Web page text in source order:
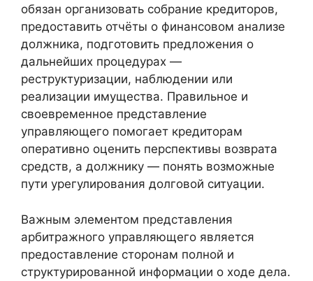
обязан организовать собрание кредиторов,
предоставить отчёты о финансовом анализе
должника, подготовить предложения о
дальнейших процедурах —
реструктуризации, наблюдении или
реализации имущества. Правильное и
своевременное представление
управляющего помогает кредиторам
оперативно оценить перспективы возврата
средств, а должнику — понять возможные
пути урегулирования долговой ситуации.
Важным элементом представления
арбитражного управляющего является
предоставление сторонам полной и
структурированной информации о ходе дела.